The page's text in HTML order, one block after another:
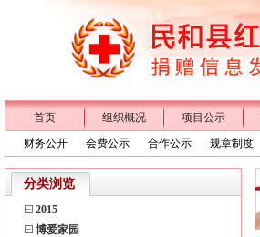
首页 组织概况 项目公示
财务公开
会费公示 合作公示 规章制度
分类浏览
2015
博爱家园